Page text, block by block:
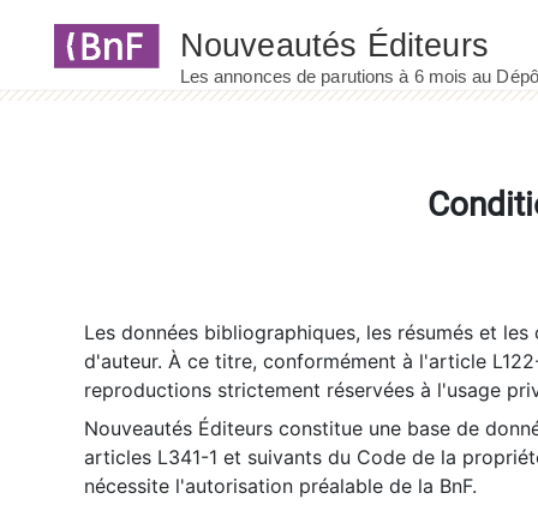
Les données bibliographiques, les résumés et
d'auteur. À ce titre, conformément à l'article
reproductions strictement réservées à l'usage
Nouveautés Éditeurs constitue une base de
articles L341-1 et suivants du Code de la
nécessite l'autorisation préalable de la BnF.